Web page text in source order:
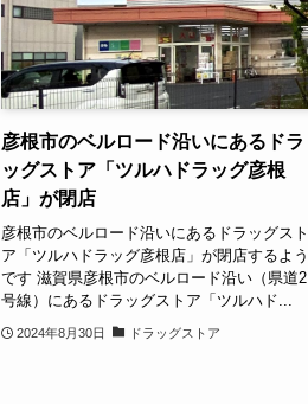
彦根市のベルロード沿いにあるドラ
ッグストア「ツルハドラッグ彦根
店」が閉店
彦根市のベルロード沿いにあるドラッグスト
ア「ツルハドラッグ彦根店」が閉店するよう
です 滋賀県彦根市のベルロード沿い（県道2
号線）にあるドラッグストア「ツルハド...
2024年8月30日 ドラッグストア